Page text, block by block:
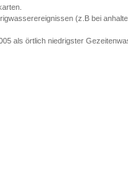
(z.B bei
als örtlich niedrigster